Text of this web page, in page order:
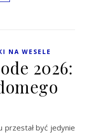
NA WESELE
2026: